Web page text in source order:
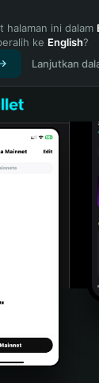
halaman ini dalam
ke English?
Lanjutkan